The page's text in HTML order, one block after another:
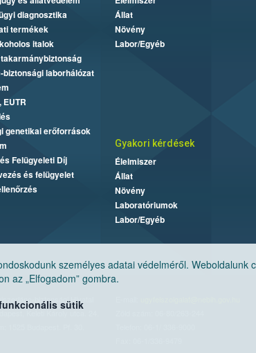
személyes adatai védelméről. Weboldalunk
az „Elfogadom” gombra.
sütik
diagnosztika
termékek
italok
biztonsági laborhálózat
genetikai erőforrások
Felügyeleti Díj
és felügyelet
Állat
Növény
Labor/Egyéb
Gyakori kérdések
Élelmiszer
Állat
Növény
Laboratóriumok
Labor/Egyéb
biztonsági Hivatal